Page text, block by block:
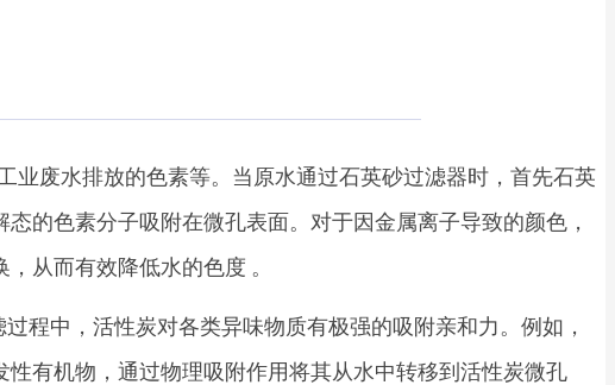
业废水排放的色素等。当原水通过石英砂过滤器时，首先石英
的色素分子吸附在微孔表面。对于因金属离子导致的颜色，
从而有效降低水的色度 。
程中，活性炭对各类异味物质有极强的吸附亲和力。例如，
有机物，通过物理吸附作用将其从水中转移到活性炭微孔